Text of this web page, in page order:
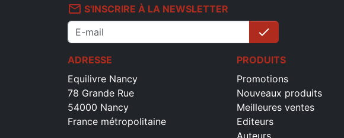
mail_outline S'INSCRIRE À LA NEWSLETTER
check
ADRESSE
Equilivre Nancy
78 Grande Rue
54000 Nancy
France métropolitaine
PRODUITS
Promotions
Nouveaux produits
Meilleures ventes
Editeurs